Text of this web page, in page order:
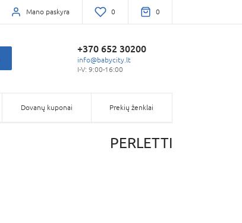
Mano paskyra 0 0
+370 652 30200
info@babycity.lt
I-V: 9:00-16:00
Dovanų kuponai Prekių ženklai
PERLETTI